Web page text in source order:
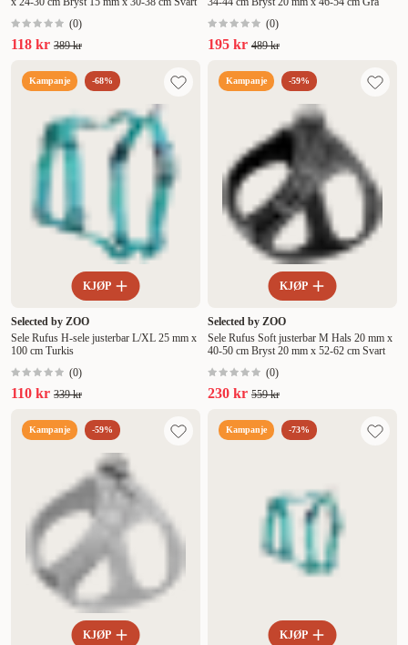
(0)
118 kr 389 kr
(0)
195 kr 489 kr
Kampanje -68%
KJØP
Selected by ZOO
Sele Rufus H-sele justerbar L/XL 25 mm x
100 cm Turkis
(0)
110 kr 339 kr
Kampanje -59%
KJØP
Selected by ZOO
Sele Rufus Soft justerbar M Hals 20 mm x
40-50 cm Bryst 20 mm x 52-62 cm Svart
(0)
230 kr 559 kr
Kampanje -59%
KJØP
Kampanje -73%
KJØP